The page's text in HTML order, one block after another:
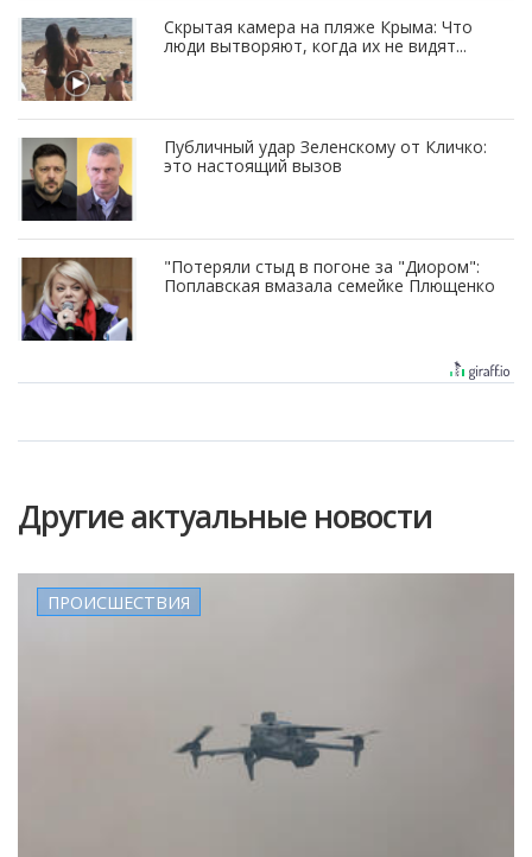
Скрытая камера на пляже Крыма: Что
люди вытворяют, когда их не видят...
Публичный удар Зеленскому от Кличко:
это настоящий вызов
"Потеряли стыд в погоне за "Диором":
Поплавская вмазала семейке Плющенко
Другие актуальные новости
ПРОИСШЕСТВИЯ